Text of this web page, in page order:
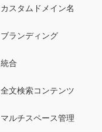
カスタムドメイン名
ブランディング
統合
全文検索コンテンツ
マルチスペース管理